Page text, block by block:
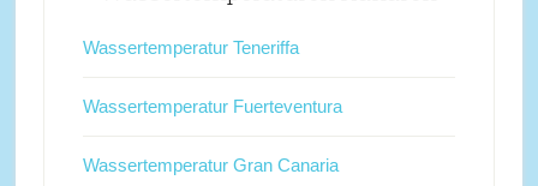
Wassertemperatur Teneriffa
Wassertemperatur Fuerteventura
Wassertemperatur Gran Canaria